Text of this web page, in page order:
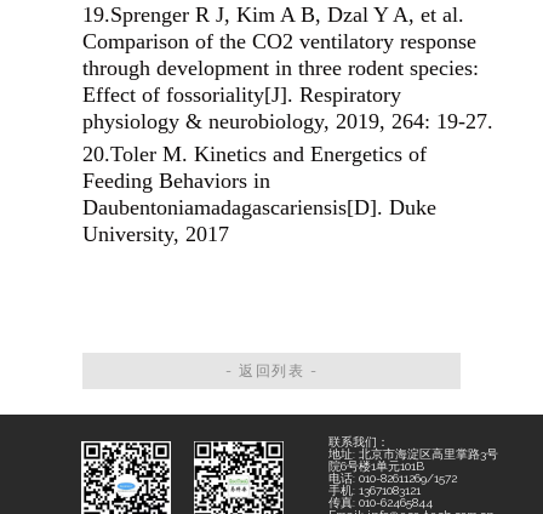
19.Sprenger R J, Kim A B, Dzal Y A, et al.
Comparison of the CO2 ventilatory response
through development in three rodent species:
Effect of fossoriality[J]. Respiratory
physiology & neurobiology, 2019, 264: 19-27.
20.Toler M. Kinetics and Energetics of
Feeding Behaviors in
Daubentoniamadagascariensis[D]. Duke
University, 2017
- 返回列表 -
联系我们：
地址: 北京市海淀区高里掌路3号
院6号楼1单元101B
电话: 010-82611269/1572
手机: 13671083121
传真: 010-62465844